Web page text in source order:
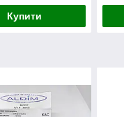
Купити